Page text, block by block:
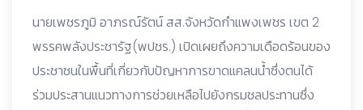
นายเพชรภูมิ อาภรณ์รัตน์ สส.จังหวัดกำแพงเพชร เขต 2
พรรคพลังประชารัฐ(พปชร.) เปิดเผยถึงความเดือดร้อนของ
ประชาชนในพื้นที่เกี่ยวกับปัญหาการขาดแคลนน้ำซึ่งตนได้
ร่วมประสานแนวทางการช่วยเหลือไปยังกรมชลประทานซึ่ง